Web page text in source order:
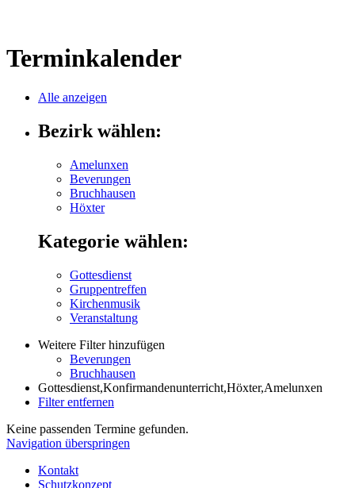
Terminkalender
Alle anzeigen
Bezirk wählen:
Amelunxen
Beverungen
Bruchhausen
Höxter
Kategorie wählen:
Gottesdienst
Gruppentreffen
Kirchenmusik
Veranstaltung
Weitere Filter hinzufügen
Beverungen
Bruchhausen
Gottesdienst,Konfirmandenunterricht,Höxter,Amelunxen
Filter entfernen
Keine passenden Termine gefunden.
Navigation überspringen
Kontakt
Schutzkonzept